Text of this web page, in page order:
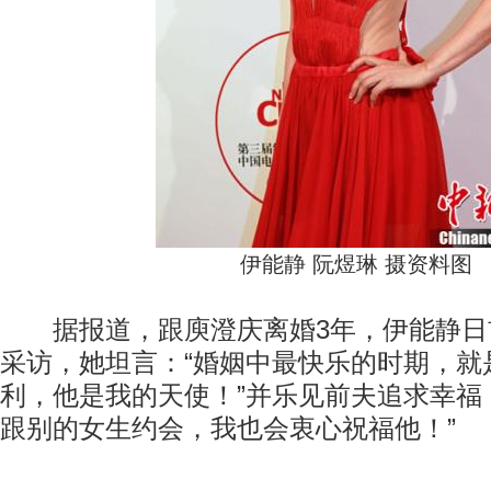
伊能静 阮煜琳 摄资料图
据报道，跟庾澄庆离婚3年，伊能静日
采访，她坦言：“婚姻中最快乐的时期，
利，他是我的天使！”并乐见前夫追求幸福
跟别的女生约会，我也会衷心祝福他！”